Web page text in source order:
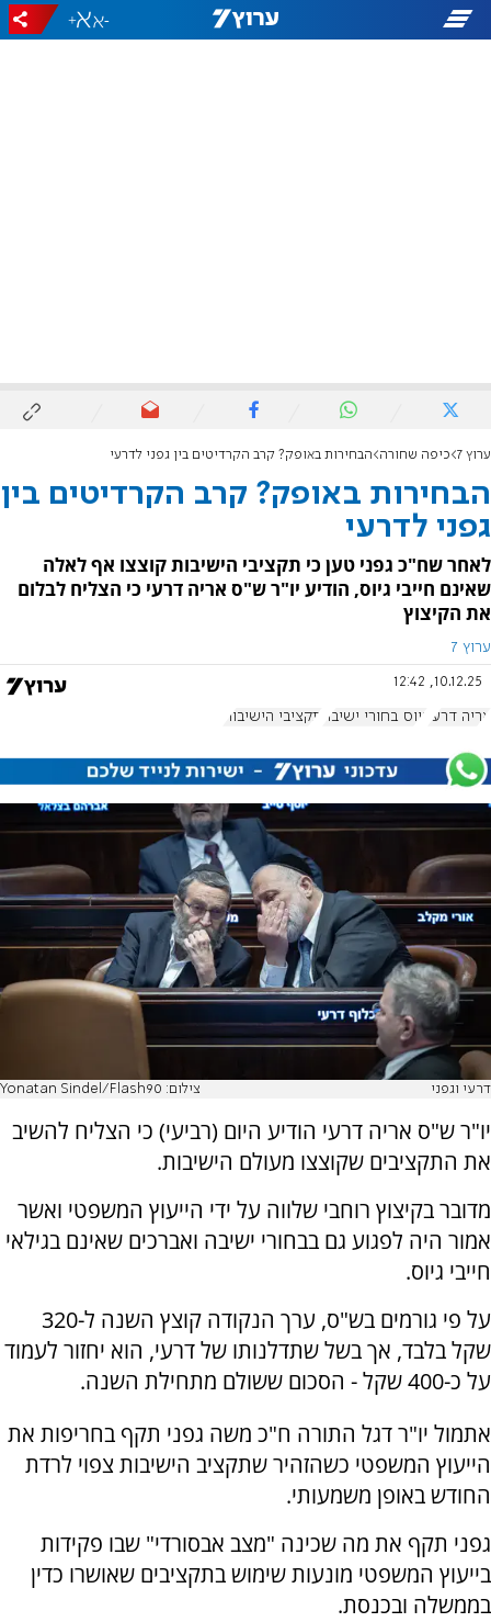
-
+
ערוץ 7 כיפה שחורה הבחירות באופק? קרב הקרדיטים בין גפני לדרעי
הבחירות באופק? קרב הקרדיטים בין
גפני לדרעי
לאחר שח"כ גפני טען כי תקציבי הישיבות קוצצו אף לאלה
שאינם חייבי גיוס, הודיע יו"ר ש"ס אריה דרעי כי הצליח לבלום
את הקיצוץ
ערוץ 7
10.12.25, 12:42
אריה דרעי גיוס בחורי ישיבה תקציבי הישיבות
דרעי וגפני צילום: Yonatan Sindel/Flash90
יו"ר ש"ס אריה דרעי הודיע היום (רביעי) כי הצליח להשיב
את התקציבים שקוצצו מעולם הישיבות.
מדובר בקיצוץ רוחבי שלווה על ידי הייעוץ המשפטי ואשר
אמור היה לפגוע גם בבחורי ישיבה ואברכים שאינם בגילאי
חייבי גיוס.
על פי גורמים בש"ס, ערך הנקודה קוצץ השנה ל-320
שקל בלבד, אך בשל שתדלנותו של דרעי, הוא יחזור לעמוד
על כ-400 שקל - הסכום ששולם מתחילת השנה.
אתמול יו"ר דגל התורה ח"כ משה גפני תקף בחריפות את
הייעוץ המשפטי כשהזהיר שתקציב הישיבות צפוי לרדת
החודש באופן משמעותי.
גפני תקף את מה שכינה "מצב אבסורדי" שבו פקידות
בייעוץ המשפטי מונעות שימוש בתקציבים שאושרו כדין
בממשלה ובכנסת.